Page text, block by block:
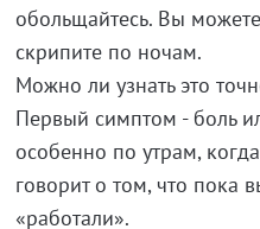
обольщайтесь. Вы
скрипите по ночам.
Можно ли узнать это
Первый симптом - боль
особенно по утрам,
говорит о том, что пока
«работали».